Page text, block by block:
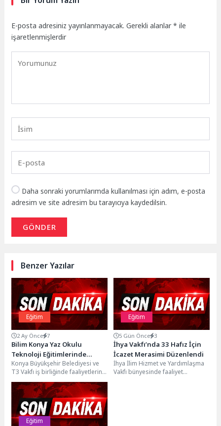
E-posta adresiniz yayınlanmayacak. Gerekli alanlar* ile
işaretlenmişlerdir
Daha sonraki yorumlarımda kullanılması için adım, e-posta
adresim ve site adresim bu tarayıcıya kaydedilsin.
GÖNDER
Benzer Yazılar
Eğitim
2 Ay Önce 7
Bilim Konya Yaz Okulu
Teknoloji Eğitimlerinde
Mülakat Kayıtları Başladı
Konya Büyükşehir Belediyesi ve
T3 Vakfı iş birliğinde faaliyetlerini
sürdüren Bilim Konya’da, 2026 Yaz
Okulu...
Eğitim
5 Gün Önce 3
İhya Vakfı’nda 33 Hafız İçin
İcazet Merasimi Düzenlendi
İhya İlim Hizmet ve Yardımlaşma
Vakfı bünyesinde faaliyet
Eğitim